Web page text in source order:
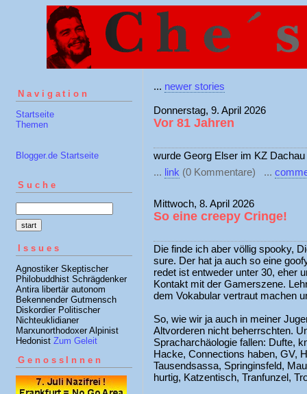
Navigation
Startseite
Themen
Blogger.de Startseite
Suche
Issues
Agnostiker Skeptischer
Philobuddhist Schrägdenker
Antira libertär autonom
Bekennender Gutmensch
Diskordier Politischer
Nichteuklidianer
Marxunorthodoxer Alpinist
Hedonist Zum Geleit
GenossInnen
... newer stories
Donnerstag, 9. April 2026
Vor 81 Jahren
wurde Georg Elser im KZ
... link (0 Kommentare) ...
Mittwoch, 8. April 2026
So eine creepy Cringe!
Die finde ich aber völlig spooky,
sure. Der hat ja auch so eine
redet ist entweder unter 30, eher
Kontakt mit der Gamerszene.
dem Vokabular vertraut machen
So, wie wir ja auch in meiner
Altvorderen nicht beherrschten.
Spracharchäologie fallen: Dufte,
Hacke, Connections haben, GV,
Tausendsassa, Springinsfeld,
hurtig, Katzentisch, Tranfunzel,